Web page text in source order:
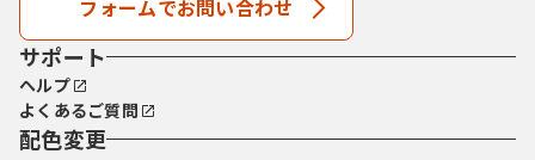
フォームでお問い合わせ
サポート
ヘルプ
よくあるご質問
配色変更